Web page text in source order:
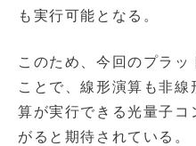
も実行可能となる。
このため、今回のプラッ
ことで、線形演算も非
算が実行できる光量子コ
がると期待されている。